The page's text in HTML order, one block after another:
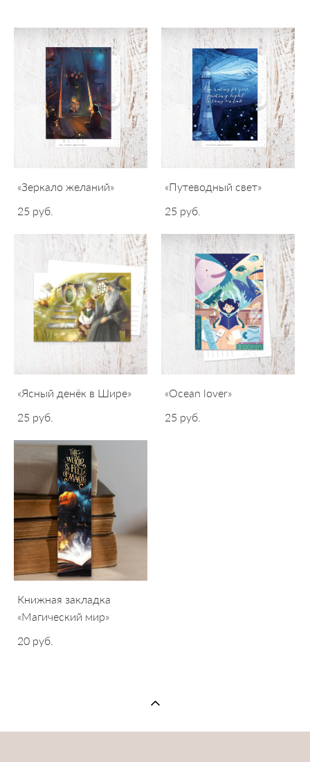
«Зеркало желаний»
25 pуб.
«Путеводный свет»
25 pуб.
«Ясный денёк в Шире»
25 pуб.
«Ocean lover»
25 pуб.
Книжная закладка
«Магический мир»
20 pуб.